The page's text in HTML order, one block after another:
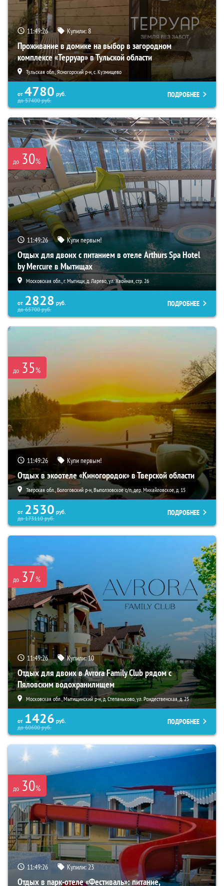
11:49:25 Купили:8
Проживание в домике на выбор в загородном
комплексе «Терруар» в Тульской области
Тульская обл., Ясногорский р-н, с. Кузмищево
от 4780 руб.
до57400руб.
ПОДРОБНЕЕ
до 30%
11:49:25 Купи первым!
Отдых для двоих с питанием в отеле Arthurs Spa Hotel
by Mercure в Мытищах
Московская обл., г. Мытищи, д. Ларево, ул. Хвойная, стр. 26
от 2828 руб.
до65700руб.
ПОДРОБНЕЕ
до 35%
11:49:25 Купи первым!
Отдых в экоотеле «Киногородок» в Тверской области
Тверская обл., Бологовский р-н, Выползовское с/п, дер. Михайловское, д. 15
от 2530 руб.
до173110руб.
ПОДРОБНЕЕ
до 37%
11:49:25 Купили:10
Отдых для двоих в Avrora Family Club рядом с
Пяловским водохранилищем
Московская обл., Мытищинский р-н, д. Степаньково, ул. Рождественская, д. 25
от 1426 руб.
до60600руб.
ПОДРОБНЕЕ
до 30%
11:49:25 Купили:23
Отдых в парк-отеле «Фестиваль»: питание,